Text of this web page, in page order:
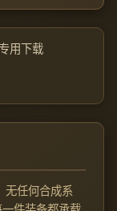
用下载
无任何合成系